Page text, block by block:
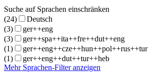
Suche auf Sprachen einschränken
(24)
Deutsch
(3)
ger++eng
(3)
ger++spa++ita++fre++dut++eng
(1)
ger++eng++cze++hun++pol++rus++tur
(1)
ger++eng++dut++tur++heb
Mehr Sprachen-Filter anzeigen